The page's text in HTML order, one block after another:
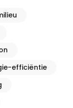
efficiëntie